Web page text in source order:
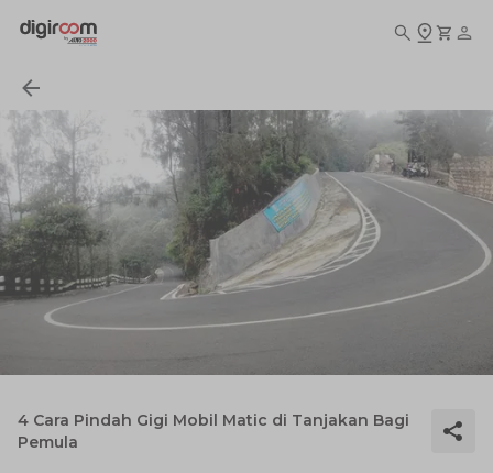
4 Cara Pindah Gigi Mobil Matic di Tanjakan Bagi
Pemula